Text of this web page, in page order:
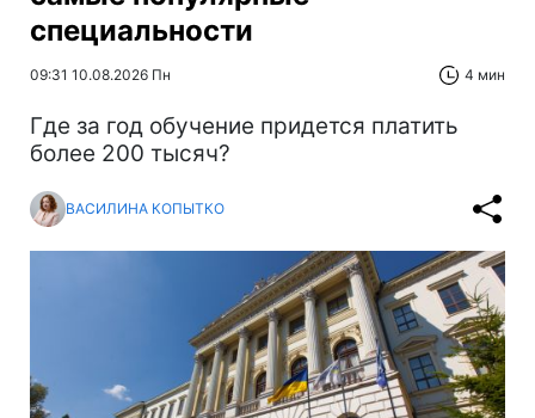
специальности
09:31 10.08.2026 Пн 4 мин
Где за год обучение придется платить
более 200 тысяч?
ВАСИЛИНА КОПЫТКО